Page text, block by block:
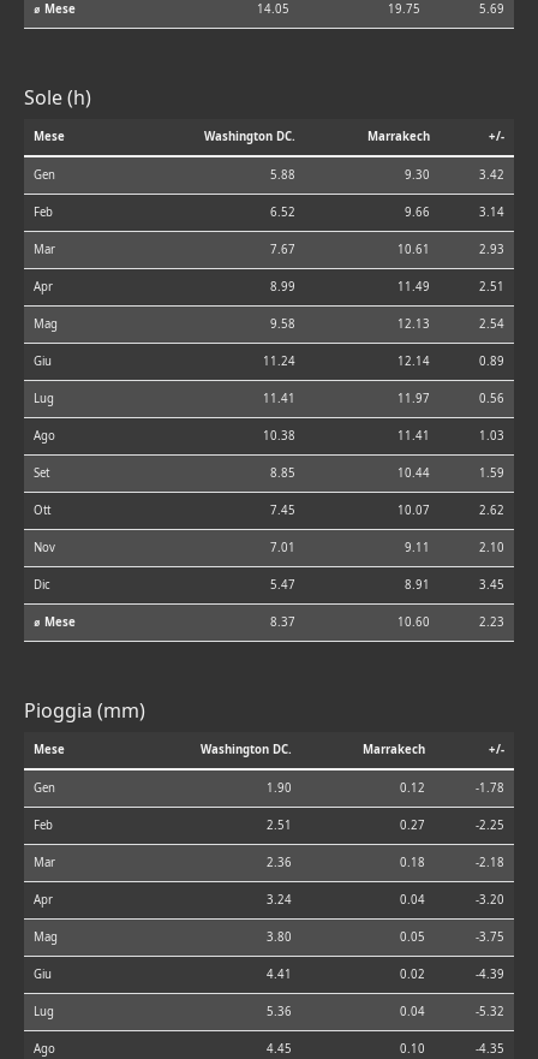
⌀ Mese 14.05 19.75 5.69
Sole (h)
Mese Washington DC. Marrakech +/-
Gen 5.88 9.30 3.42
Feb 6.52 9.66 3.14
Mar 7.67 10.61 2.93
Apr 8.99 11.49 2.51
Mag 9.58 12.13 2.54
Giu 11.24 12.14 0.89
Lug 11.41 11.97 0.56
Ago 10.38 11.41 1.03
Set 8.85 10.44 1.59
Ott 7.45 10.07 2.62
Nov 7.01 9.11 2.10
Dic 5.47 8.91 3.45
⌀ Mese 8.37 10.60 2.23
Pioggia (mm)
Mese Washington DC. Marrakech +/-
Gen 1.90 0.12 -1.78
Feb 2.51 0.27 -2.25
Mar 2.36 0.18 -2.18
Apr 3.24 0.04 -3.20
Mag 3.80 0.05 -3.75
Giu 4.41 0.02 -4.39
Lug 5.36 0.04 -5.32
Ago 4.45 0.10 -4.35